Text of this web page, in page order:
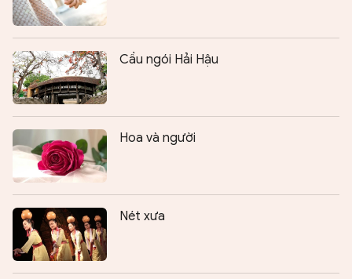
Cầu ngói Hải Hậu
Hoa và người
Nét xưa